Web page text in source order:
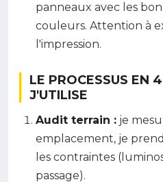
panneaux avec les
couleurs. Attention à
l'impression.
LE PROCESSUS EN
J'UTILISE
Audit terrain : je
emplacement, je
les contraintes
passage).